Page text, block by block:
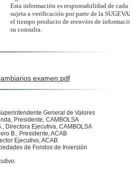
Esta información es responsabilidad de
sujeta a verificación por parte de la
el tiempo producto de reenvíos de
su consulta.
examen.pdf
General de Valores
Presidente, CAMBOLSA
Directora Ejecutiva, CAMBOLSA
B., Presidente, ACAB
Ejecutivo, ACAB
de Fondos de Inversión